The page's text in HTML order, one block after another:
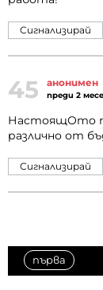
Сигнализирай
45 анонимен
преди 2
НастоящОто
различно от
Сигнализирай
първа